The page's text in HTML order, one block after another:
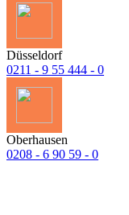
Düsseldorf
0211 - 9 55 444 - 0
Oberhausen
0208 - 6 90 59 - 0